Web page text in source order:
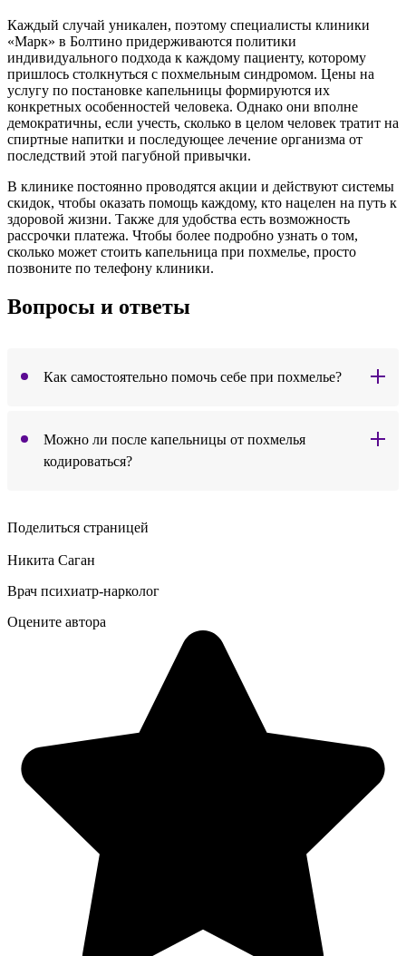
Каждый случай уникален, поэтому специалисты клиники
«Марк» в Болтино придерживаются политики
индивидуального подхода к каждому пациенту, которому
пришлось столкнуться с похмельным синдромом. Цены на
услугу по постановке капельницы формируются их
конкретных особенностей человека. Однако они вполне
демократичны, если учесть, сколько в целом человек тратит на
спиртные напитки и последующее лечение организма от
последствий этой пагубной привычки.
В клинике постоянно проводятся акции и действуют системы
скидок, чтобы оказать помощь каждому, кто нацелен на путь к
здоровой жизни. Также для удобства есть возможность
рассрочки платежа. Чтобы более подробно узнать о том,
сколько может стоить капельница при похмелье, просто
позвоните по телефону клиники.
Вопросы и ответы
Как самостоятельно помочь себе при похмелье?
Можно ли после капельницы от похмелья
кодироваться?
Поделиться страницей
Никита Саган
Врач психиатр-нарколог
Оцените автора